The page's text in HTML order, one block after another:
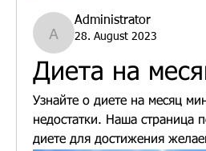
Administrator
Administrator
28. August 2023
Диета на
Узнайте о диете на месяц
недостатки. Наша страница
диете для достижения